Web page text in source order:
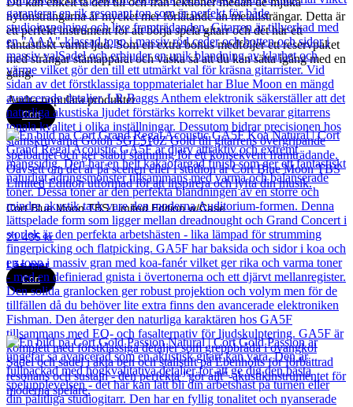
nylonsträngarna är mycket mer förlåtande än metallsträngar. Detta är
ett perfekt instrument för att börja spela gitarr och det har ett
fantastiskt varmt ljud. Som en extra bonus medföljer ett reservpaket
med strängar stämapparat och väska så att du kan sätta igång med en
gång.
Andra populära produkter
Cort
Cort Blue Moon TBS Limited Edition w/Case
21 435kr
Läs mer
Cort